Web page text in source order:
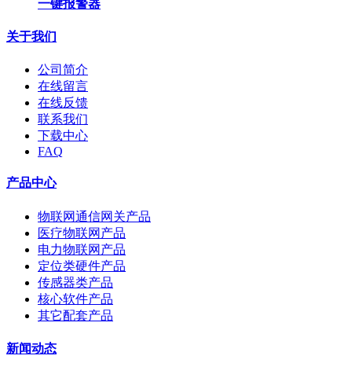
一键报警器
关于我们
公司简介
在线留言
在线反馈
联系我们
下载中心
FAQ
产品中心
物联网通信网关产品
医疗物联网产品
电力物联网产品
定位类硬件产品
传感器类产品
核心软件产品
其它配套产品
新闻动态